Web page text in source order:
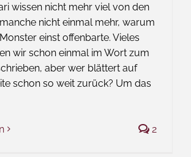
wissen nicht mehr viel von den
nicht einmal mehr, warum
einst offenbarte. Vieles
wir schon einmal im Wort zum
aber wer blättert auf
schon so weit zurück? Um das
2